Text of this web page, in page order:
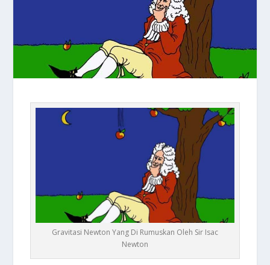
Gravitasi Newton Yang Di Rumuskan Oleh Sir Isac
Newton